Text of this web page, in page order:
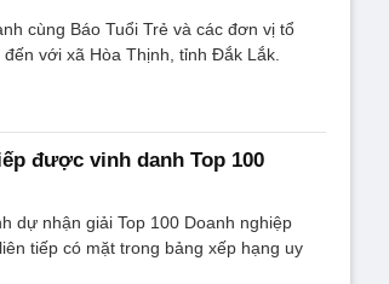
cùng Báo Tuổi Trẻ và các đơn vị tổ
với xã Hòa Thịnh, tỉnh Đắk Lắk.
được vinh danh Top 100
dự nhận giải Top 100 Doanh nghiệp
tiếp có mặt trong bảng xếp hạng uy